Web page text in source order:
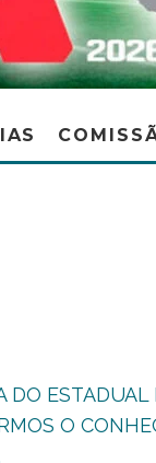
ESTADUAL
O